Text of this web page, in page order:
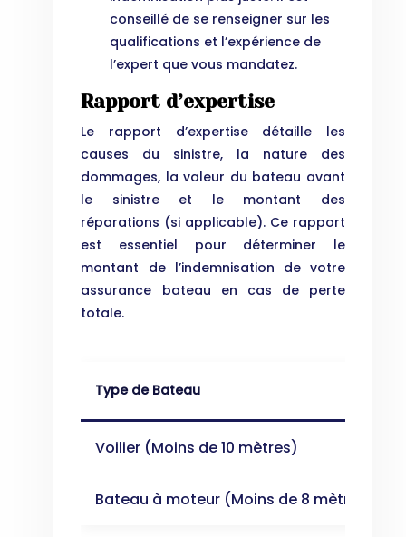
conseillé de se renseigner sur les
qualifications et l’expérience de
l’expert que vous mandatez.
Rapport d’expertise
Le rapport d’expertise détaille les
causes du sinistre, la nature des
dommages, la valeur du bateau avant
le sinistre et le montant des
réparations (si applicable). Ce rapport
est essentiel pour déterminer le
montant de l’indemnisation de votre
assurance bateau en cas de perte
totale.
Type de Bateau
Voilier (Moins de 10 mètres)
Bateau à moteur (Moins de 8 mètres)